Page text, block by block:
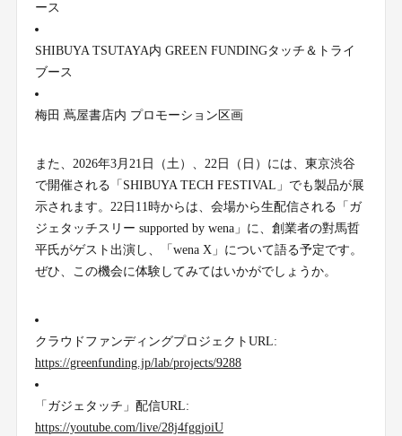
ース
SHIBUYA TSUTAYA内 GREEN FUNDINGタッチ＆トライ
ブース
梅田 蔦屋書店内 プロモーション区画
また、2026年3月21日（土）、22日（日）には、東京渋谷
で開催される「SHIBUYA TECH FESTIVAL」でも製品が展
示されます。22日11時からは、会場から生配信される「ガ
ジェタッチスリー supported by wena」に、創業者の對馬哲
平氏がゲスト出演し、「wena X」について語る予定です。
ぜひ、この機会に体験してみてはいかがでしょうか。
クラウドファンディングプロジェクトURL:
https://greenfunding.jp/lab/projects/9288
「ガジェタッチ」配信URL:
https://youtube.com/live/28j4fggjoiU